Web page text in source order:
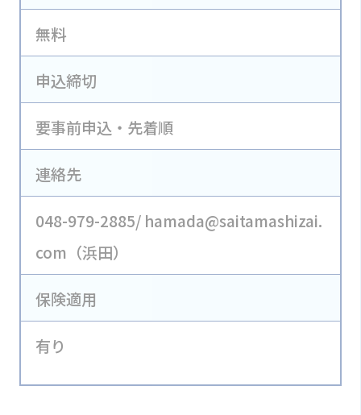
無料
申込締切
要事前申込・先着順
連絡先
048-979-2885/ hamada@saitamashizai.
com（浜田）
保険適用
有り